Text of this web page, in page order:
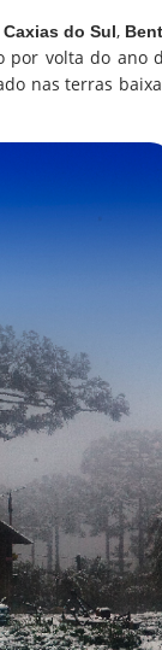
Caxias do Sul,
por volta do ano
nas terras